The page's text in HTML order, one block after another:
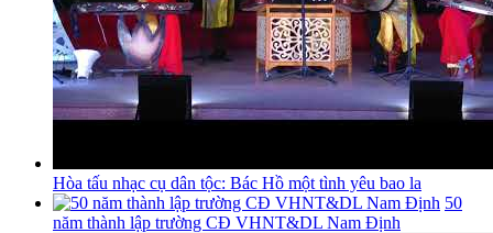
Hòa tấu nhạc cụ dân tộc: Bác Hồ một tình yêu bao la
50
năm thành lập trường CĐ VHNT&DL Nam Định